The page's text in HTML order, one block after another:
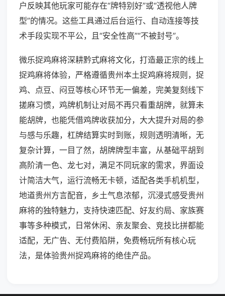
户反映其他玩家可能存在“牌特别好”或“透视他人牌
型”的情况。这些工具通过后台运行、自动连接等技
术手段实现不平公，且“安全性高”“不被封号”。
微乐捉鸡麻将深耕黔式麻将文化，打造最正宗的线上
捉鸡麻将体验，严格遵循贵州本土捉鸡麻将规则，捉
鸡、点豆、闷豆等核心环节无一偏差，完美复刻线下
搓麻习惯，鸡牌机制让对局不再只看重胡牌，就算未
能胡牌，也能凭借鸡牌收获加分，大大提升对局的参
与感与乐趣，杠牌结算实时到账，规则透明清晰，无
复杂计算，一目了然，胡牌牌型丰富，从基础平胡到
高阶清一色、龙七对，满足不同玩家的需求，界面设
计简洁大气，运行流畅无卡顿，适配各类手机机型，
地道贵州方言配音，乡土气息浓郁，沉浸式感受贵州
麻将的独特魅力，支持快速匹配、好友约局、家族赛
事等多种模式，日常休闲、亲友聚会、竞技比拼都能
适配，无广告、无付费陷阱，免费畅玩所有核心玩
法，是体验贵州捉鸡麻将的绝佳产品。